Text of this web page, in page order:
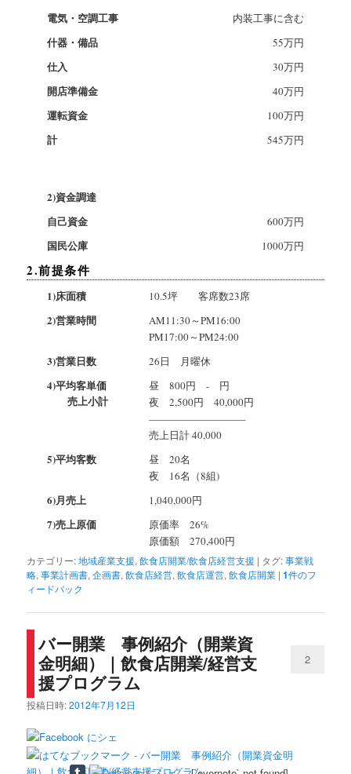
電気・空調工事 内装工事に含む
什器・備品 55万円
仕入 30万円
開店準備金 40万円
運転資金 100万円
計 545万円
2)資金調達
自己資金
600万円
国民公庫 1000万円
2.前提条件
1)床面積 10.5坪 客席数23席
2)営業時間
AM11:30～PM16:00
PM17:00～PM24:00
3)営業日数 26日 月曜休
4)平均客単価
売上小計
昼 800円 - 円
夜 2,500円 40,000円
—————————–
売上日計 40,000
5)平均客数
昼 20名
夜 16名（8組)
6)月売上 1,040,000円
7)売上原価
原価率 26%
原価額 270,400円
カテゴリー:地域産業支援,飲食店開業/飲食店経営支援 | タグ:事業戦
略,事業計画書,企画書,飲食店経営,飲食店運営,飲食店開業 |1件のフ
ィードバック
バー開業 事例紹介（開業資
金明細）｜飲食店開業/経営支
援プログラム
投稿日時:2012年7月12日
2